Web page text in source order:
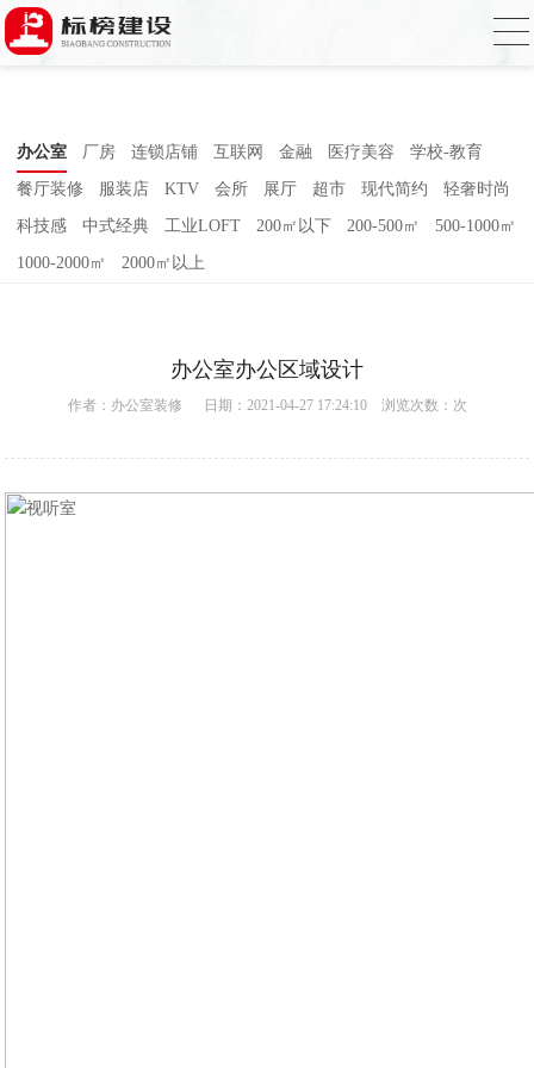
香蕉视频在线免费,香蕉视频导航,黄色香蕉
视频下载,91香蕉APP成人污在线观看
办公室 厂房 连锁店铺 互联网 金融 医疗美容 学校-教育
餐厅装修 服装店 KTV 会所 展厅 超市 现代简约 轻奢时尚
科技感 中式经典 工业LOFT 200㎡以下 200-500㎡ 500-1000㎡
1000-2000㎡ 2000㎡以上
办公室办公区域设计
作者： 办公室装修 日期：2021-04-27 17:24:10 浏览次数： 次